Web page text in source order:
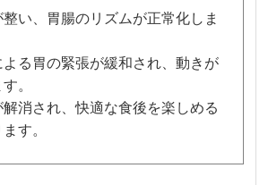
整い、胃腸のリズムが正常化しま
よる胃の緊張が緩和され、動きが
。
消され、快適な食後を楽しめる
す。